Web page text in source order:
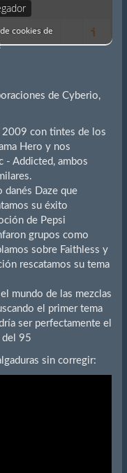
de Cyberio,
2009 con tintes de los
Hero y nos
- Addicted, ambos
danés Daze que
su éxito
de Pepsi
grupos como
sobre Faithless y
rescatamos su tema
mundo de las mezclas
el primer tema
ser perfectamente el
del 95
sin corregir: